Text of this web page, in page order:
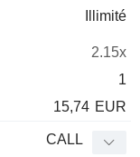
Illimité
2.15x
1
15,74 EUR
CALL